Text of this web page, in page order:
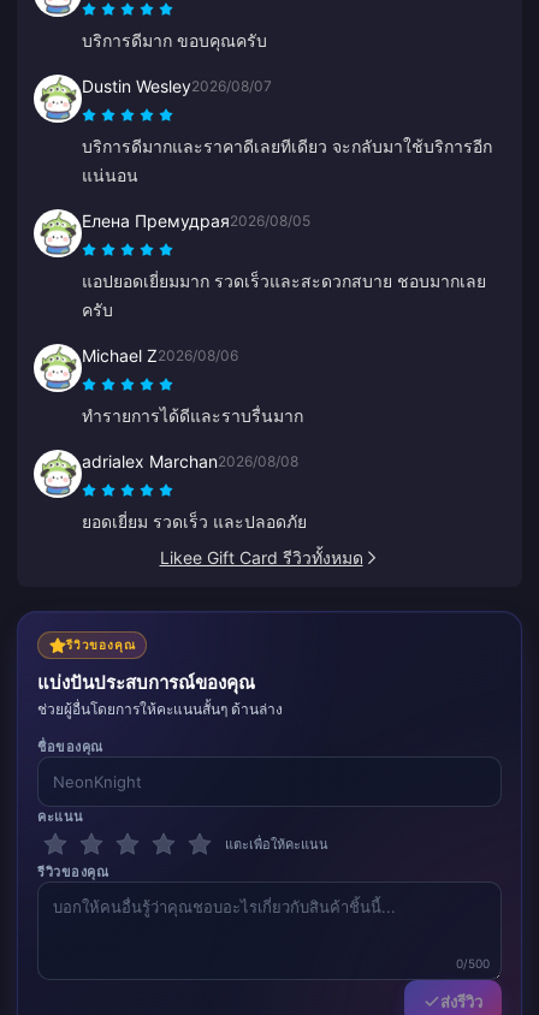
บริการดีมาก ขอบคุณครับ
Dustin Wesley2026/08/07
บริการดีมากและราคาดีเลยทีเดียว จะกลับมาใช้บริการอีก
แน่นอน
Елена Премудрая2026/08/05
แอปยอดเยี่ยมมาก รวดเร็วและสะดวกสบาย ชอบมากเลย
ครับ
Michael Z2026/08/06
ทำรายการได้ดีและราบรื่นมาก
adrialex Marchan2026/08/08
ยอดเยี่ยม รวดเร็ว และปลอดภัย
Likee Gift Card รีวิวทั้งหมด
รีวิวของคุณ
แบ่งปันประสบการณ์ของคุณ
ช่วยผู้อื่นโดยการให้คะแนนสั้นๆ ด้านล่าง
ชื่อของคุณ
คะแนน
แตะเพื่อให้คะแนน
รีวิวของคุณ
0/500
ส่งรีวิว